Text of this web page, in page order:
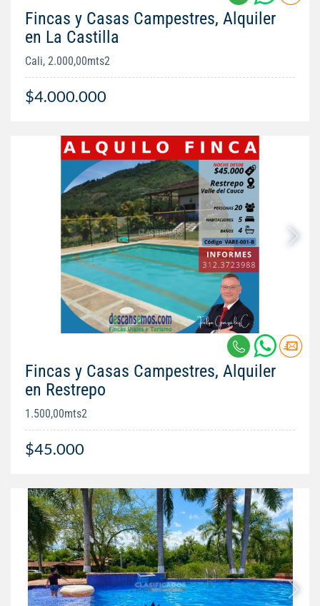
Fincas y Casas Campestres, Alquiler
en La Castilla
Cali, 2.000,00mts2
$4.000.000
Fincas y Casas Campestres, Alquiler
en Restrepo
1.500,00mts2
$45.000